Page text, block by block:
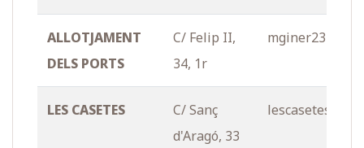
ALLOTJAMENT
DELS PORTS
C/ Felip II,
34, 1r
LES CASETES
C/ Sanç
d'Aragó, 33